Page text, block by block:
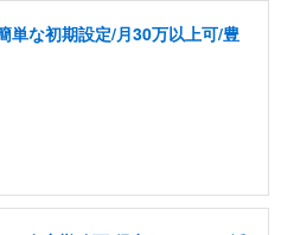
単な初期設定/月30万以上可/豊